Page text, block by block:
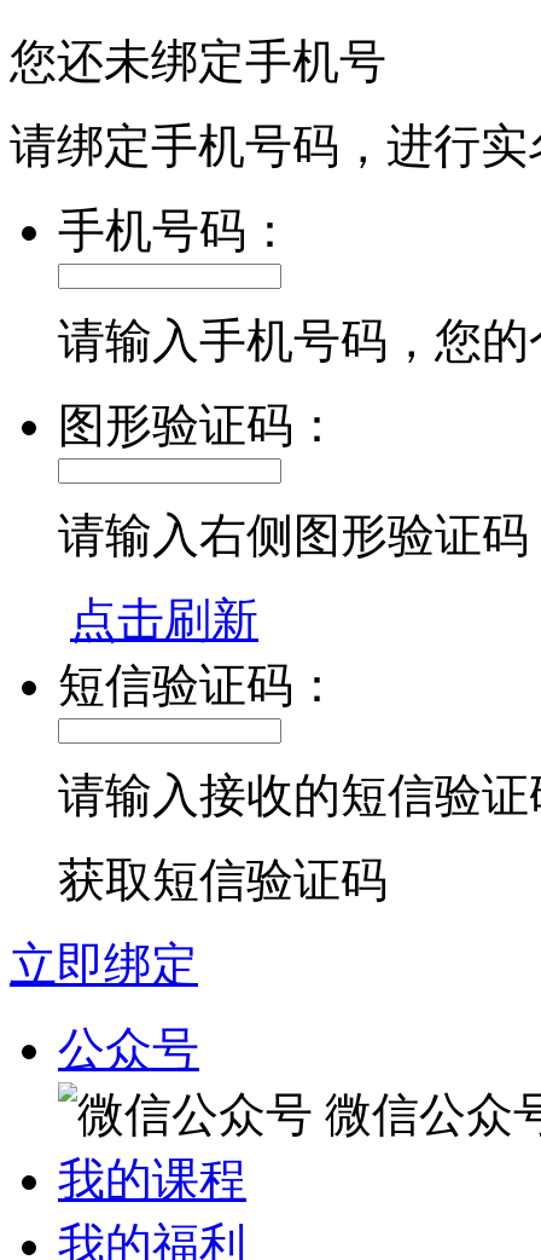
您还未绑定手机号
请绑定手机号码，进行
手机号码：
请输入手机号码，您
图形验证码：
请输入右侧图形验证码
点击刷新
短信验证码：
请输入接收的短信验证
获取短信验证码
立即绑定
公众号
微信公众
我的课程
我的福利